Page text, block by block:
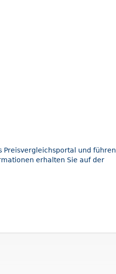
Preisvergleichsportal und führen
erhalten Sie auf der